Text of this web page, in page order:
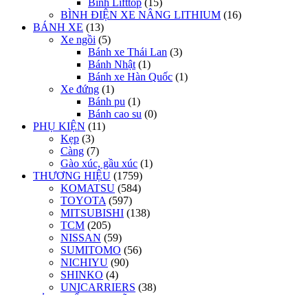
BÌNH ĐIỆN XE NÂNG LITHIUM (16)
BÁNH XE (13)
Xe ngồi (5)
Bánh xe Thái Lan (3)
Bánh Nhật (1)
Bánh xe Hàn Quốc (1)
Xe đứng (1)
Bánh pu (1)
Bánh cao su (0)
PHỤ KIỆN (11)
Kẹp (3)
Càng (7)
Gào xúc, gầu xúc (1)
THƯƠNG HIỆU (1759)
KOMATSU (584)
TOYOTA (597)
MITSUBISHI (138)
TCM (205)
NISSAN (59)
SUMITOMO (56)
NICHIYU (90)
SHINKO (4)
UNICARRIERS (38)